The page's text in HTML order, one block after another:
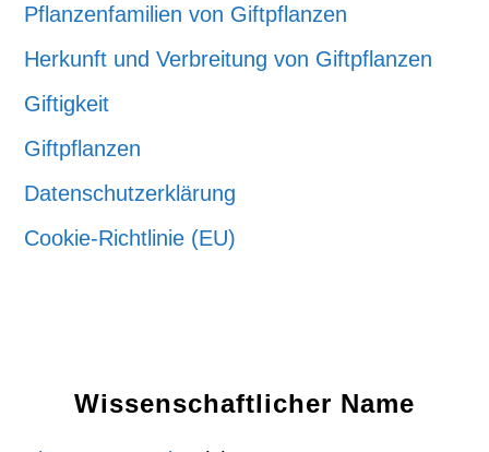
Pflanzenfamilien von Giftpflanzen
Herkunft und Verbreitung von Giftpflanzen
Giftigkeit
Giftpflanzen
Datenschutzerklärung
Cookie-Richtlinie (EU)
Wissenschaftlicher Name